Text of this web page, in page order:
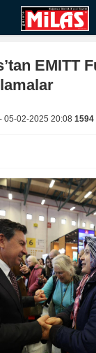
EMITT
- 05-02-2025 20:08 1594